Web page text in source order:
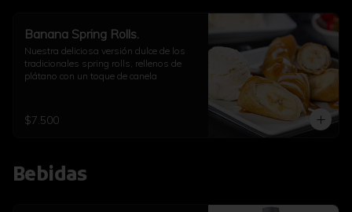
Banana Spring Rolls.
Nuestra deliciosa versión dulce de los
tradicionales spring rolls, rellenos de
plátano con un toque de canela
$7.500
Bebidas